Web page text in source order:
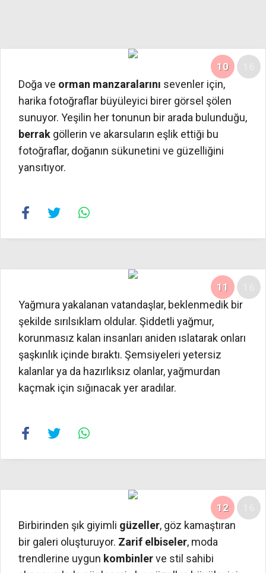
10
Doğa ve orman manzaralarını sevenler için,
harika fotoğraflar büyüleyici birer görsel şölen
sunuyor. Yeşilin her tonunun bir arada bulunduğu,
berrak göllerin ve akarsuların eşlik ettiği bu
fotoğraflar, doğanın sükunetini ve güzelliğini
yansıtıyor.
11
Yağmura yakalanan vatandaşlar, beklenmedik bir
şekilde sırılsıklam oldular. Şiddetli yağmur,
korunmasız kalan insanları aniden ıslatarak onları
şaşkınlık içinde bıraktı. Şemsiyeleri yetersiz
kalanlar ya da hazırlıksız olanlar, yağmurdan
kaçmak için sığınacak yer aradılar.
12
Birbirinden şık giyimli güzeller, göz kamaştıran
bir galeri oluşturuyor. Zarif elbiseler, moda
trendlerine uygun kombinlerve stil sahibi